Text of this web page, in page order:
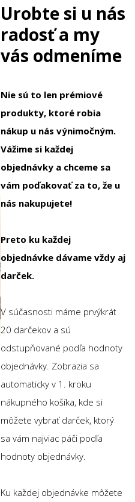
Urobte si u nás
radosť a my
vás odmeníme
Nie sú to len prémiové
produkty, ktoré robia
nákup u nás výnimočným.
Vážime si každej
objednávky a chceme sa
vám poďakovať za to, že u
nás nakupujete!
Preto ku každej
objednávke dávame vždy aj
darček.
V súčasnosti máme prvýkrát
20 darčekov a sú
odstupňované podľa hodnoty
objednávky. Zobrazia sa
automaticky v 1. kroku
nákupného košíka, kde si
môžete vybrať darček, ktorý
sa vám najviac páči podľa
hodnoty objednávky.
Ku každej objednávke môžete